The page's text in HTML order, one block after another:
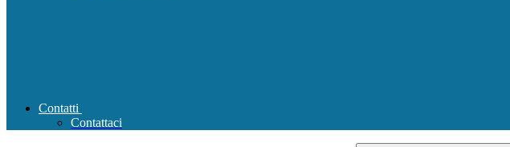
Contatti
Contattaci